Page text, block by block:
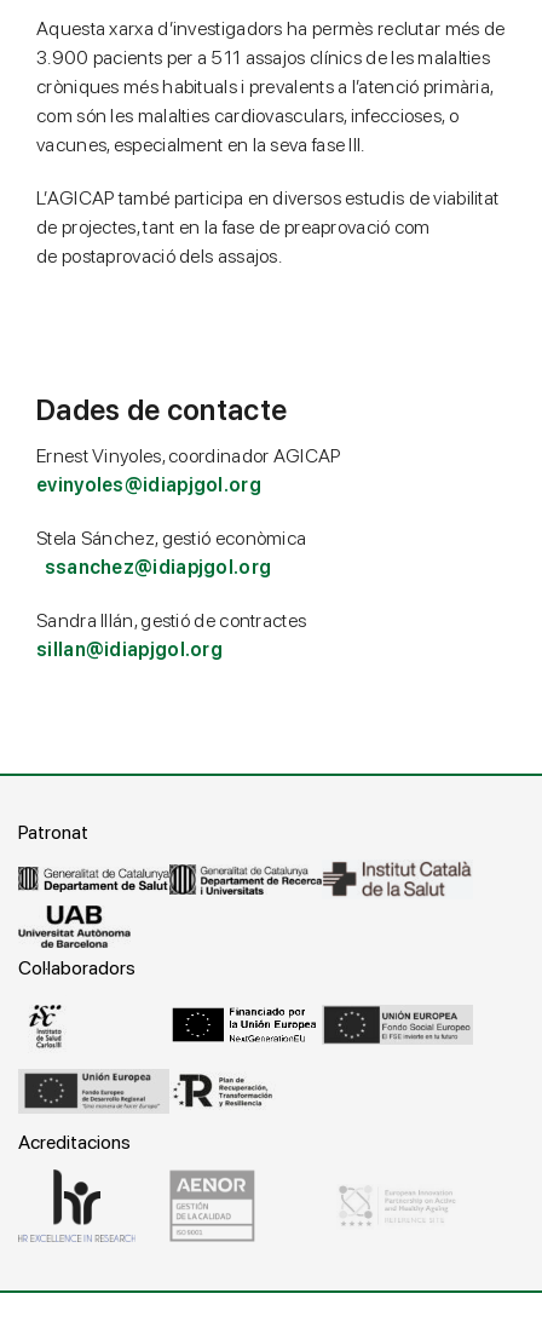
Aquesta xarxa d’investigadors ha permès reclutar més de
3.900 pacients per a 511 assajos clínics de les malalties
cròniques més habituals i prevalents a l’atenció primària,
com són les malalties cardiovasculars, infeccioses, o
vacunes, especialment en la seva fase III.
L’AGICAP també participa en diversos estudis de viabilitat
de projectes, tant en la fase de preaprovació com
de postaprovació dels assajos.
Dades de contacte
Ernest Vinyoles, coordinador AGICAP
evinyoles@idiapjgol.org
Stela Sánchez, gestió econòmica
ssanchez@idiapjgol.org
Sandra Illán, gestió de contractes
sillan@idiapjgol.org
Patronat
Col·laboradors
Acreditacions